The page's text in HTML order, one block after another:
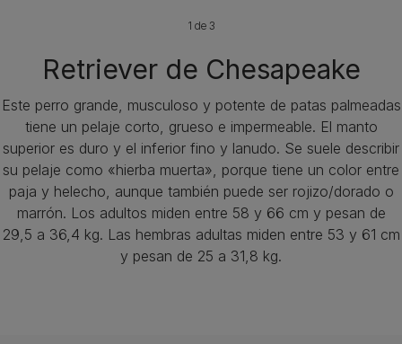
Retriever de Chesapeake
Este perro grande, musculoso y potente de patas palmeadas
tiene un pelaje corto, grueso e impermeable. El manto
superior es duro y el inferior fino y lanudo. Se suele describir
su pelaje como «hierba muerta», porque tiene un color entre
paja y helecho, aunque también puede ser rojizo/dorado o
marrón. Los adultos miden entre 58 y 66 cm y pesan de
29,5 a 36,4 kg. Las hembras adultas miden entre 53 y 61 cm
y pesan de 25 a 31,8 kg.
1 de 3